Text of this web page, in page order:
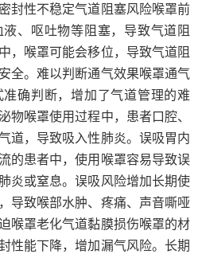
封性不稳定气道阻塞风险喉罩前
、呕吐物等阻塞，导致气道阻
，喉罩可能会移位，导致气道阻
全。难以判断通气效果喉罩通气
确判断，增加了气道管理的难
物喉罩使用过程中，患者口腔、
道，导致吸入性肺炎。误吸胃内
的患者中，使用喉罩容易导致误
炎或窒息。误吸风险增加长期使
导致喉部水肿、疼痛、声音嘶哑
喉罩老化气道黏膜损伤喉罩的材
性能下降，增加漏气风险。长期